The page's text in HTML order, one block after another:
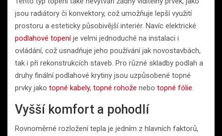
jsou radiátory či konvektory, což umožňuje lepší využití
prostoru a esteticky působivější interiér. Navíc elektrické
podlahové topeníje velmi jednoduché na instalaci i
ovládání, což usnadňuje jeho používání jak novostavbách,
tak i při rekonstrukcích staveb. Pro různé skladby podlah a
druhy finální podlahové krytiny jsou uzpůsobené topné
prvky jako topné kabely, topné rohože nebo topné fólie.
Vyšší komfort a pohodlí
Rovnoměrné rozložení tepla je jedním z hlavních faktorů,